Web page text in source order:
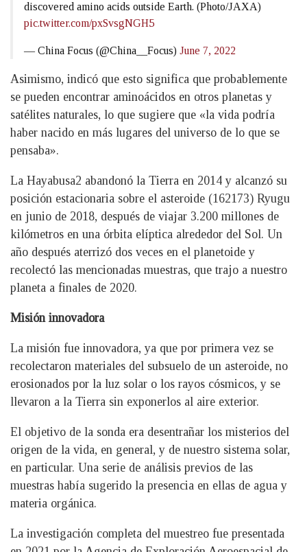
discovered amino acids outside Earth. (Photo/JAXA)
pic.twitter.com/pxSvsgNGH5
— China Focus (@China__Focus) June 7, 2022
Asimismo, indicó que esto significa que probablemente
se pueden encontrar aminoácidos en otros planetas y
satélites naturales, lo que sugiere que «la vida podría
haber nacido en más lugares del universo de lo que se
pensaba».
La Hayabusa2 abandonó la Tierra en 2014 y alcanzó su
posición estacionaria sobre el asteroide (162173) Ryugu
en junio de 2018, después de viajar 3.200 millones de
kilómetros en una órbita elíptica alrededor del Sol. Un
año después aterrizó dos veces en el planetoide y
recolectó las mencionadas muestras, que trajo a nuestro
planeta a finales de 2020.
Misión innovadora
La misión fue innovadora, ya que por primera vez se
recolectaron materiales del subsuelo de un asteroide, no
erosionados por la luz solar o los rayos cósmicos, y se
llevaron a la Tierra sin exponerlos al aire exterior.
El objetivo de la sonda era desentrañar los misterios del
origen de la vida, en general, y de nuestro sistema solar,
en particular. Una serie de análisis previos de las
muestras había sugerido la presencia en ellas de agua y
materia orgánica.
La investigación completa del muestreo fue presentada